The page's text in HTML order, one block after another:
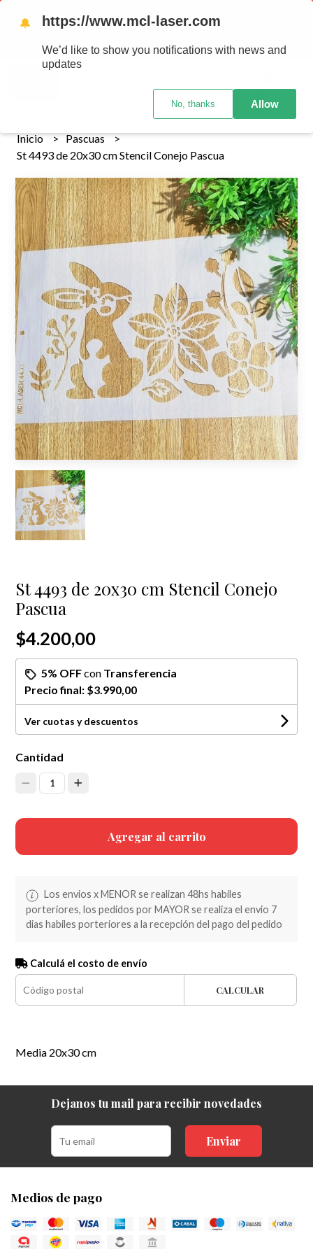
Tenemos envios a todo el pais!........ Los envios Por MENOR se
realizan 48 hs habiles porteriores al pago , los pedidos por
MAYOR se envian 7 dias posteriores al pago del pedido
Inicio
Pascuas
St 4493 de 20x30 cm Stencil Conejo Pascua
St 4493 de 20x30 cm Stencil Conejo
Pascua
$4.200,00
5% OFFcon Transferencia
Precio final: $3.990,00
Ver cuotas y descuentos
Cantidad
1
Agregar al carrito
Los envios x MENOR se realizan 48hs habiles
porteriores, los pedidos por MAYOR se realiza el envio 7
dias habiles porteriores a la recepción del pago del pedido
Calculá el costo de envío
CALCULAR
Media 20x30 cm
Dejanos tu mail para recibir novedades
Enviar
Medios de pago
🔔 https://www.mcl-laser.com
We’d like to show you notifications with news and
updates
No, thanks Allow